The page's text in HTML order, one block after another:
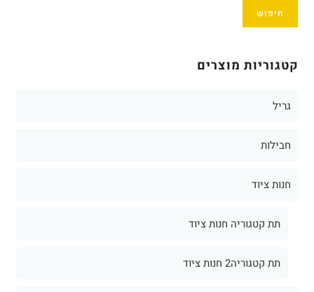
חיפוש
קטגוריות מוצרים
גריל
חבילות
חנות ציוד
תת קטגוריה חנות ציוד
תת קטגוריה2 חנות ציוד